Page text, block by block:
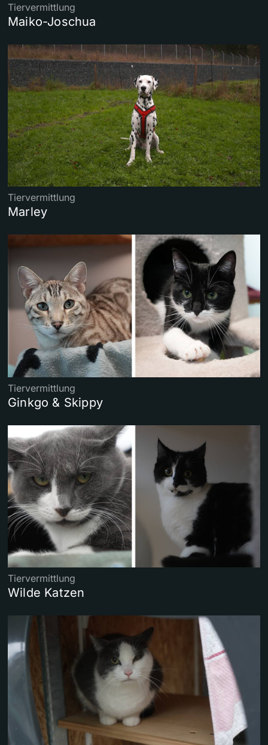
Tiervermittlung
Maiko-Joschua
Tiervermittlung
Marley
Tiervermittlung
Ginkgo & Skippy
Tiervermittlung
Wilde Katzen